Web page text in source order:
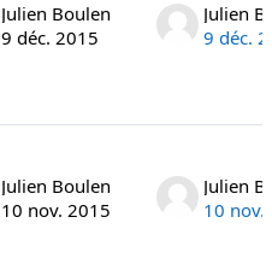
Julien Boulen
9 déc. 2015
Julien
9 déc.
Julien Boulen
10 nov. 2015
Julien
10 nov.